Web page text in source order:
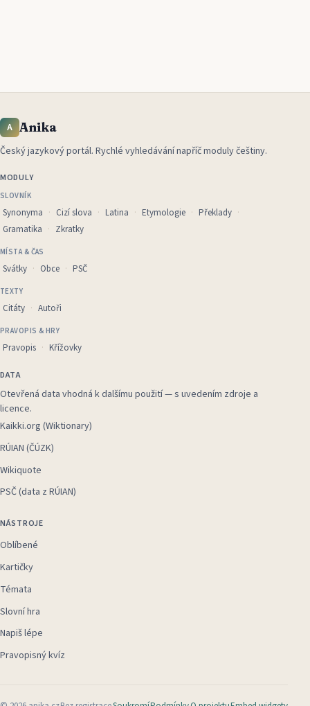
A Anika
Český jazykový portál. Rychlé vyhledávání napříč moduly češtiny.
MODULY
SLOVNÍK
Synonyma Cizí slova Latina Etymologie
Překlady
Gramatika
Zkratky
MÍSTA & ČAS
Svátky Obce PSČ
TEXTY
Citáty Autoři
PRAVOPIS & HRY
Pravopis Křížovky
DATA
Otevřená data vhodná k dalšímu použití — s uvedením zdroje a
licence.
Kaikki.org (Wiktionary)
RÚIAN (ČÚZK)
Wikiquote
PSČ (data z RÚIAN)
NÁSTROJE
Oblíbené
Kartičky
Témata
Slovní hra
Napiš lépe
Pravopisný kvíz